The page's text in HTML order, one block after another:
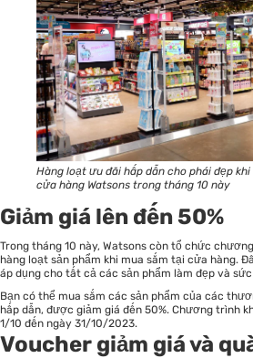
Hàng loạt ưu đãi hấp dẫn cho phái đẹp
cửa hàng Watsons trong tháng 10 này
Giảm giá lên đến 50%
Trong tháng 10 này, Watsons còn tổ chức
hàng loạt sản phẩm khi mua sắm tại cửa hàng.
áp dụng cho tất cả các sản phẩm làm đẹp và
Bạn có thể mua sắm các sản phẩm của các
hấp dẫn, được giảm giá đến 50%. Chương trình
1/10 đến ngày 31/10/2023.
Voucher giảm giá và